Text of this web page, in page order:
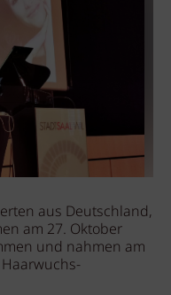
aus Deutschland,
am 27. Oktober
und nahmen am